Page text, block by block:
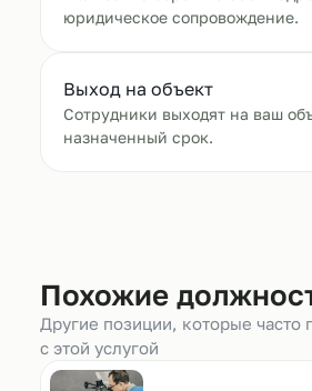
юридическое сопровождение.
Выход на объект
Сотрудники выходят на ваш
назначенный срок.
Похожие
Другие позиции, которые часто
с этой услугой